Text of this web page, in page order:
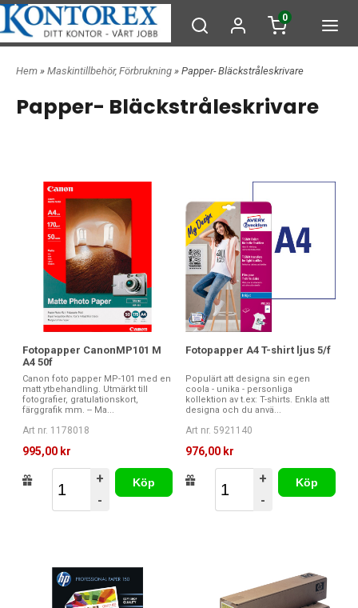
0
Hem » Maskintillbehör, Förbrukning » Papper- Bläckstråleskrivare
Papper- Bläckstråleskrivare
Fotopapper CanonMP101 M
A4 50f
Canon foto papper MP-101 med en
matt ytbehandling. Utmärkt till
fotografier, gratulationskort,
färggrafik mm. -- Ma...
Art nr. 1178018
995,00 kr
+
-
Köp
Fotopapper A4 T-shirt ljus 5/f
Populärt att designa sin egen
coola - unika - personliga
kollektion av t.ex: T-shirts. Enkla att
designa och du anvä...
Art nr. 5921140
976,00 kr
+
-
Köp